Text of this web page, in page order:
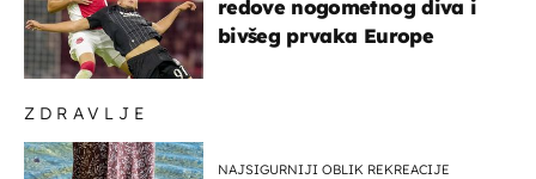
ZDRAVLJE
NAJSIGURNIJI OBLIK REKREACIJE
redove nogometnog diva i
bivšeg prvaka Europe